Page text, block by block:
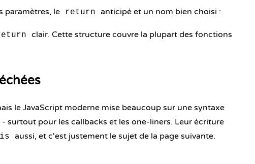
paramètres, le return anticipé et un nom bien choisi :
clair. Cette structure couvre la plupart des fonctions
le JavaScript moderne mise beaucoup sur une syntaxe
surtout pour les callbacks et les one-liners. Leur écriture
aussi, et c'est justement le sujet de la page suivante.